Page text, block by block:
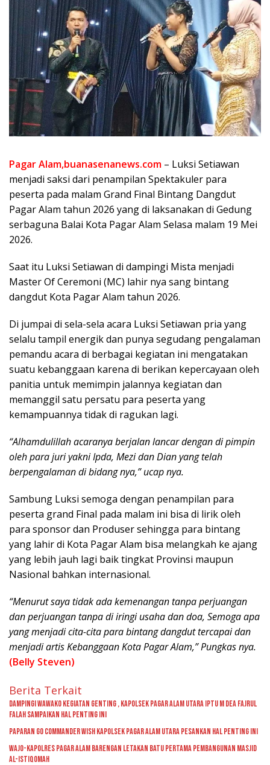
Pagar Alam,buanasenanews.com – Luksi Setiawan
menjadi saksi dari penampilan Spektakuler para
peserta pada malam Grand Final Bintang Dangdut
Pagar Alam tahun 2026 yang di laksanakan di Gedung
serbaguna Balai Kota Pagar Alam Selasa malam 19 Mei
2026.
Saat itu Luksi Setiawan di dampingi Mista menjadi
Master Of Ceremoni (MC) lahir nya sang bintang
dangdut Kota Pagar Alam tahun 2026.
Di jumpai di sela-sela acara Luksi Setiawan pria yang
selalu tampil energik dan punya segudang pengalaman
pemandu acara di berbagai kegiatan ini mengatakan
suatu kebanggaan karena di berikan kepercayaan oleh
panitia untuk memimpin jalannya kegiatan dan
memanggil satu persatu para peserta yang
kemampuannya tidak di ragukan lagi.
“Alhamdulillah acaranya berjalan lancar dengan di pimpin
oleh para juri yakni Ipda, Mezi dan Dian yang telah
berpengalaman di bidang nya,” ucap nya.
Sambung Luksi semoga dengan penampilan para
peserta grand Final pada malam ini bisa di lirik oleh
para sponsor dan Produser sehingga para bintang
yang lahir di Kota Pagar Alam bisa melangkah ke ajang
yang lebih jauh lagi baik tingkat Provinsi maupun
Nasional bahkan internasional.
“Menurut saya tidak ada kemenangan tanpa perjuangan
dan perjuangan tanpa di iringi usaha dan doa, Semoga apa
yang menjadi cita-cita para bintang dangdut tercapai dan
menjadi artis Kebanggaan Kota Pagar Alam,” Pungkas nya.
(Belly Steven)
Berita Terkait
Dampingi Wawako Kegiatan Genting , Kapolsek Pagar Alam Utara Iptu M Dea Fajrul
Falah Sampaikan Hal Penting Ini
Paparan GO Commander Wish Kapolsek Pagar Alam Utara Pesankan Hal Penting Ini
Wajo-kapolres Pagar Alam Barengan Letakan Batu Pertama Pembangunan Masjid
Al-Istiqomah